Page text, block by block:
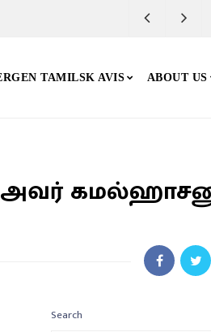
TAMILSK AVIS ABOUT US
Search